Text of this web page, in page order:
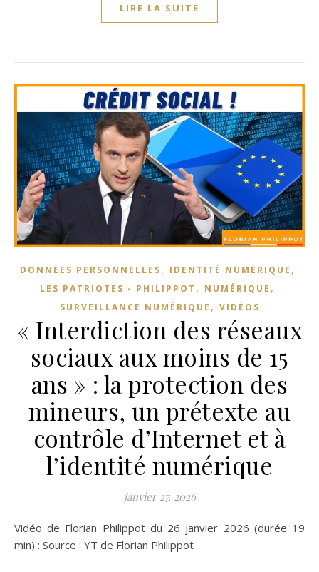
LIRE LA SUITE
DONNÉES PERSONNELLES, IDENTITÉ NUMÉRIQUE ,
LES PATRIOTES - PHILIPPOT , NUMÉRIQUE ,
SURVEILLANCE NUMÉRIQUE , VIDÉOS
« Interdiction des réseaux
sociaux aux moins de 15
ans » : la protection des
mineurs, un prétexte au
contrôle d’Internet et à
l’identité numérique
janvier 27, 2026
Vidéo de Florian Philippot du 26 janvier 2026 (durée 19
min) : Source : YT de Florian Philippot